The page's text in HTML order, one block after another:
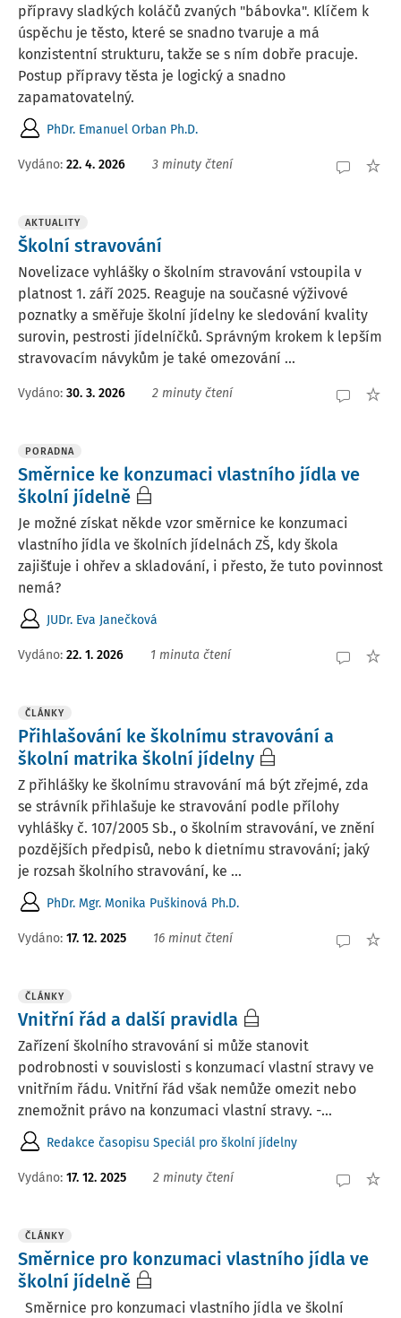
přípravy sladkých koláčů zvaných "bábovka". Klíčem k
úspěchu je těsto, které se snadno tvaruje a má
konzistentní strukturu, takže se s ním dobře pracuje.
Postup přípravy těsta je logický a snadno
zapamatovatelný.
PhDr. Emanuel Orban Ph.D.
Vydáno: 22. 4. 2026 3 minuty čtení
AKTUALITY
Školní stravování
Novelizace vyhlášky o školním stravování vstoupila v
platnost 1. září 2025. Reaguje na současné výživové
poznatky a směřuje školní jídelny ke sledování kvality
surovin, pestrosti jídelníčků. Správným krokem k lepším
stravovacím návykům je také omezování ...
Vydáno: 30. 3. 2026 2 minuty čtení
PORADNA
Směrnice ke konzumaci vlastního jídla ve
školní jídelně
Je možné získat někde vzor směrnice ke konzumaci
vlastního jídla ve školních jídelnách ZŠ, kdy škola
zajišťuje i ohřev a skladování, i přesto, že tuto povinnost
nemá?
JUDr. Eva Janečková
Vydáno: 22. 1. 2026 1 minuta čtení
ČLÁNKY
Přihlašování ke školnímu stravování a
školní matrika školní jídelny
Z přihlášky ke školnímu stravování má být zřejmé, zda
se strávník přihlašuje ke stravování podle přílohy
vyhlášky č. 107/2005 Sb., o školním stravování, ve znění
pozdějších předpisů, nebo k dietnímu stravování; jaký
je rozsah školního stravování, ke ...
PhDr. Mgr. Monika Puškinová Ph.D.
Vydáno: 17. 12. 2025 16 minut čtení
ČLÁNKY
Vnitřní řád a další pravidla
Zařízení školního stravování si může stanovit
podrobnosti v souvislosti s konzumací vlastní stravy ve
vnitřním řádu. Vnitřní řád však nemůže omezit nebo
znemožnit právo na konzumaci vlastní stravy. -...
Redakce časopisu Speciál pro školní jídelny
Vydáno: 17. 12. 2025 2 minuty čtení
ČLÁNKY
Směrnice pro konzumaci vlastního jídla ve
školní jídelně
Směrnice pro konzumaci vlastního jídla ve školní